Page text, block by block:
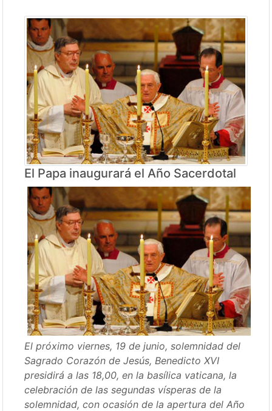
El Papa inaugurará el Año Sacerdotal
El próximo viernes, 19 de junio, solemnidad del
Sagrado Corazón de Jesús, Benedicto XVI
presidirá a las 18,00, en la basílica vaticana, la
celebración de las segundas vísperas de la
solemnidad, con ocasión de la apertura del Año